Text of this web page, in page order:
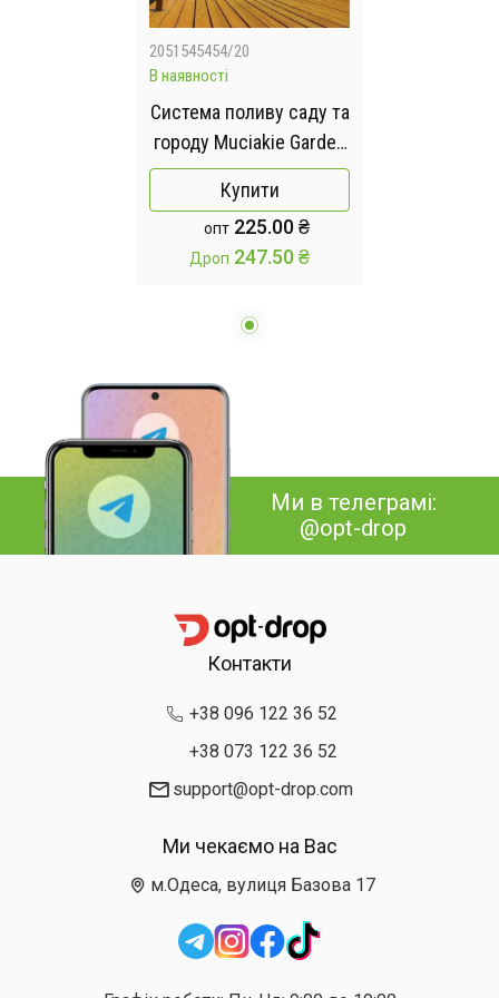
2051545454/20
В наявності
Система поливу саду та
городу Muciakie Garden
20 м, садова насадка
для поливу для газону
Туман
Купити
опт 225.00 ₴
Дроп 247.50 ₴
Ми в телеграмі:
@opt-drop
Контакти
+38 096 122 36 52
+38 073 122 36 52
support@opt-drop.com
Ми чекаємо на Вас
м.Одеса, вулиця Базова 17